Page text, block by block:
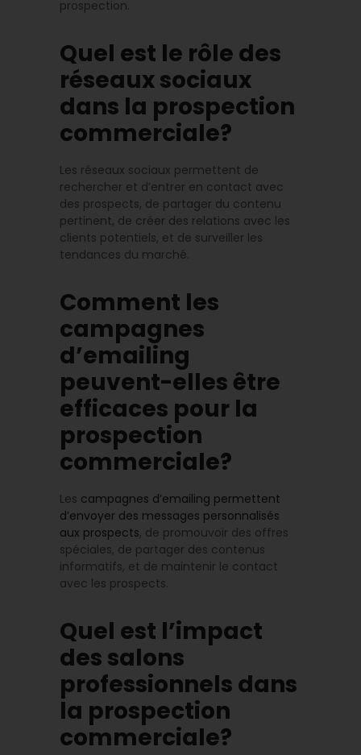
prospection.
Quel est le rôle des
réseaux sociaux
dans la prospection
commerciale?
Les réseaux sociaux permettent de
rechercher et d’entrer en contact avec
des prospects, de partager du contenu
pertinent, de créer des relations avec les
clients potentiels, et de surveiller les
tendances du marché.
Comment les
campagnes
d’emailing
peuvent-elles être
efficaces pour la
prospection
commerciale?
Les campagnes d’emailing permettent
d’envoyer des messages personnalisés
aux prospects, de promouvoir des offres
spéciales, de partager des contenus
informatifs, et de maintenir le contact
avec les prospects.
Quel est l’impact
des salons
professionnels dans
la prospection
commerciale?